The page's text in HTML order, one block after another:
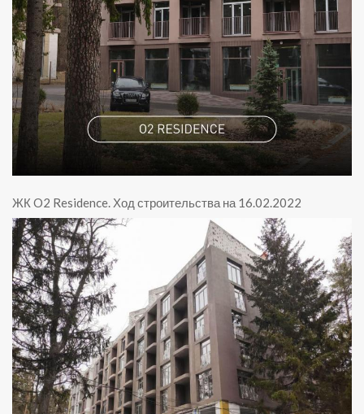
ЖК O2 Residence. Ход строительства на 16.02.2022